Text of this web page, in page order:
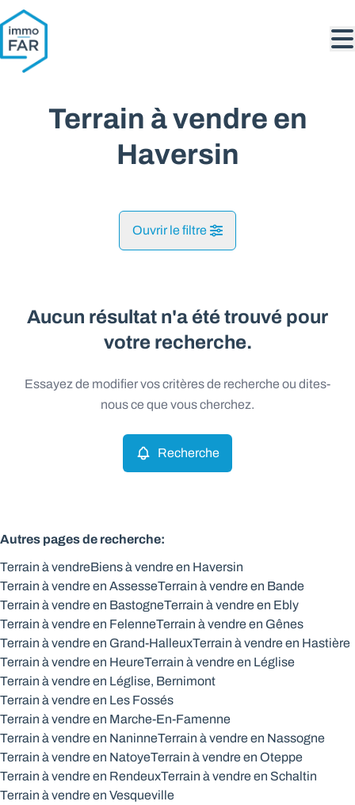
Aller au contenu principal
Terrain à vendre en
Haversin
Ouvrir le filtre
Achene* (5590) Remove
Terrain Remove
Max. budget
Chercher
Vue de la carte
Recherche Trier par
Aucun résultat n'a été trouvé pour
votre recherche.
Essayez de modifier vos critères de recherche ou dites-
nous ce que vous cherchez.
Recherche
Autres pages de recherche:
Terrain à vendreBiens à vendre en Haversin
Terrain à vendre en AssesseTerrain à vendre en Bande
Terrain à vendre en BastogneTerrain à vendre en Ebly
Terrain à vendre en FelenneTerrain à vendre en Gênes
Terrain à vendre en Grand-HalleuxTerrain à vendre en Hastière
Terrain à vendre en HeureTerrain à vendre en Léglise
Terrain à vendre en Léglise, Bernimont
Terrain à vendre en Les Fossés
Terrain à vendre en Marche-En-Famenne
Terrain à vendre en NaninneTerrain à vendre en Nassogne
Terrain à vendre en NatoyeTerrain à vendre en Oteppe
Terrain à vendre en RendeuxTerrain à vendre en Schaltin
Terrain à vendre en Vesqueville